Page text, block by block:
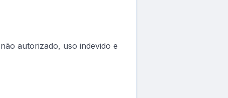
autorizado, uso indevido e